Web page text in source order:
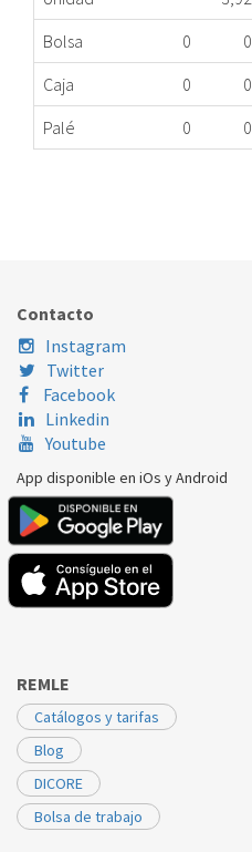
Bolsa
0 0
Caja
0 0
Palé
0 0
Contacto
Instagram
Twitter
Facebook
Linkedin
Youtube
App disponible en iOs y Android
REMLE
Catálogos y tarifas
Blog
DICORE
Bolsa de trabajo